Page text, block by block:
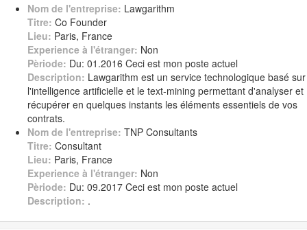
Nom de l'entreprise: Lawgarithm
Titre: Co Founder
Lieu: Paris, France
Experience à l'étranger: Non
Pèriode: Du: 01.2016 Ceci est mon poste actuel
Description: Lawgarithm est un service technologique basé sur
l'intelligence artificielle et le text-mining permettant d'analyser et
récupérer en quelques instants les éléments essentiels de vos
contrats.
Nom de l'entreprise: TNP Consultants
Titre: Consultant
Lieu: Paris, France
Experience à l'étranger: Non
Pèriode: Du: 09.2017 Ceci est mon poste actuel
Description: .